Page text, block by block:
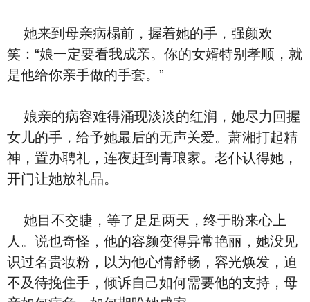
她来到母亲病榻前，握着她的手，强颜欢
笑：“娘一定要看我成亲。你的女婿特别孝顺，就
是他给你亲手做的手套。”
娘亲的病容难得涌现淡淡的红润，她尽力回握
女儿的手，给予她最后的无声关爱。萧湘打起精
神，置办聘礼，连夜赶到青琅家。老仆认得她，
开门让她放礼品。
她目不交睫，等了足足两天，终于盼来心上
人。说也奇怪，他的容颜变得异常艳丽，她没见
识过名贵妆粉，以为他心情舒畅，容光焕发，迫
不及待挽住手，倾诉自己如何需要他的支持，母